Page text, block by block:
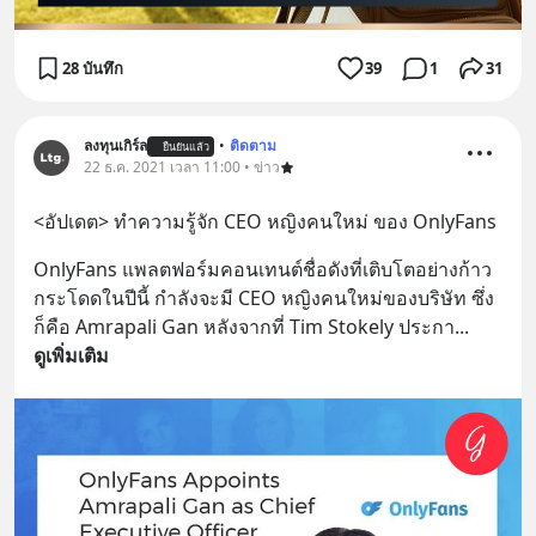
28 บันทึก 39 1 31
ลงทุนเกิร์ล ยืนยันแล้ว • ติดตาม
22 ธ.ค. 2021 เวลา 11:00 • ข่าว
<อัปเดต> ทำความรู้จัก CEO หญิงคนใหม่ ของ OnlyFans
OnlyFans แพลตฟอร์มคอนเทนต์ชื่อดังที่เติบโตอย่างก้าว
กระโดดในปีนี้ กำลังจะมี CEO หญิงคนใหม่ของบริษัท ซึ่ง
ก็คือ Amrapali Gan หลังจากที่ Tim Stokely ประกา...
ดูเพิ่มเติม